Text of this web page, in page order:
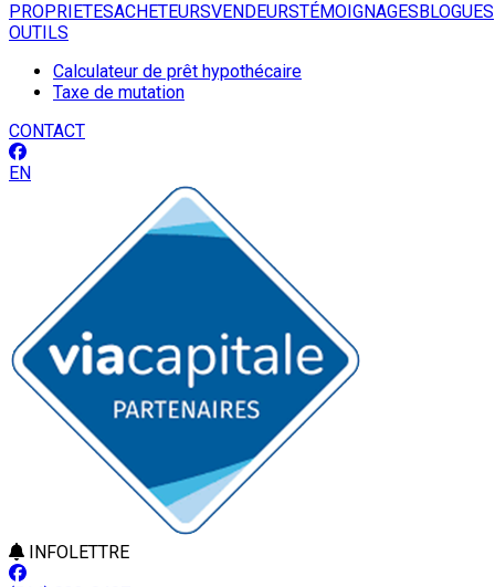
PROPRIETESACHETEURSVENDEURSTÉMOIGNAGESBLOGUES
OUTILS
Calculateur de prêt hypothécaire
Taxe de mutation
CONTACT
EN
INFOLETTRE